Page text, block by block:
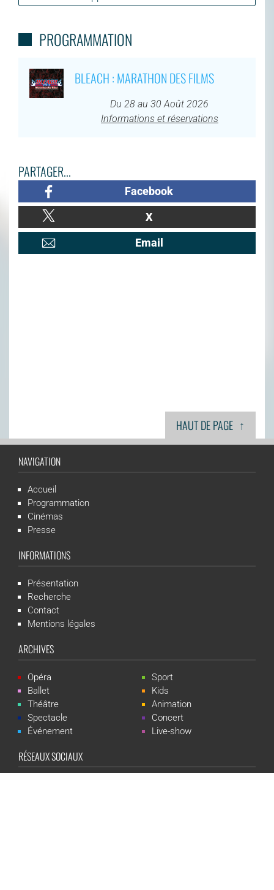
PROGRAMMATION
BLEACH : MARATHON DES FILMS
Du 28 au 30 Août 2026
Informations et réservations
PARTAGER...
Facebook
X
Email
HAUT DE PAGE ↑
NAVIGATION
Accueil
Programmation
Cinémas
Presse
INFORMATIONS
Présentation
Recherche
Contact
Mentions légales
ARCHIVES
Opéra
Ballet
Théâtre
Spectacle
Événement
Sport
Kids
Animation
Concert
Live-show
RÉSEAUX SOCIAUX